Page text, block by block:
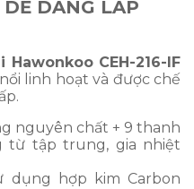
DÀNG LẮP
CEH-216-IF
linh hoạt và được chế
nguyên chất + 9 thanh
từ tập trung, gia nhiệt
dụng hợp kim Carbon